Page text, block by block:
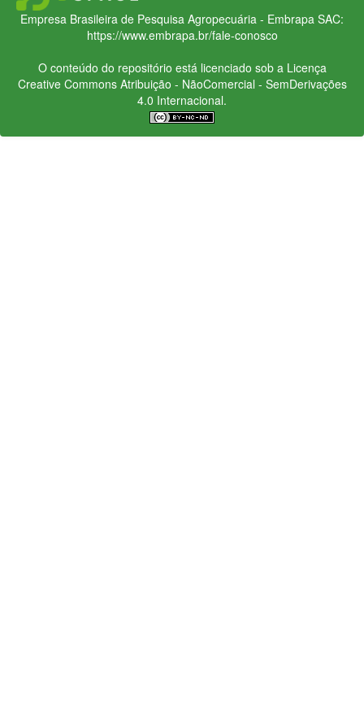
Empresa Brasileira de Pesquisa Agropecuária - Embrapa SAC:
https://www.embrapa.br/fale-conosco
O conteúdo do repositório está licenciado sob a Licença
Creative CommonsAtribuição - NãoComercial - SemDerivações
4.0 Internacional.